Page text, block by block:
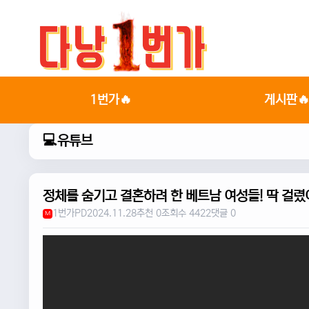
1번가🔥 게시판🔥
💻유튜브
정체를 숨기고 결혼하려 한 베트남 여성들! 딱 걸
M 1번가PD2024.11.28추천 0조회수 4422댓글 0